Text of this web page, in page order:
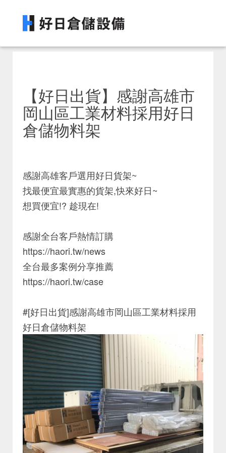
【好日出貨】感謝高雄市
岡山區工業材料採用好日
倉儲物料架
感謝高雄客戶選用好日貨架~
找最便宜最實惠的貨架,快來好日~
想買便宜!? 趁現在!
感謝全台客戶熱情訂購
https://haori.tw/news
全台最多案例分享推薦
https://haori.tw/case
#[好日出貨]感謝高雄市岡山區工業材料採用
好日倉儲物料架